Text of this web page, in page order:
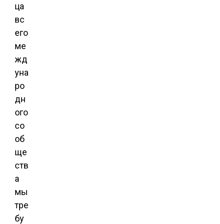
ца
вс
его
ме
жд
уна
ро
дн
ого
со
об
ще
ств
а
мы
тре
бу